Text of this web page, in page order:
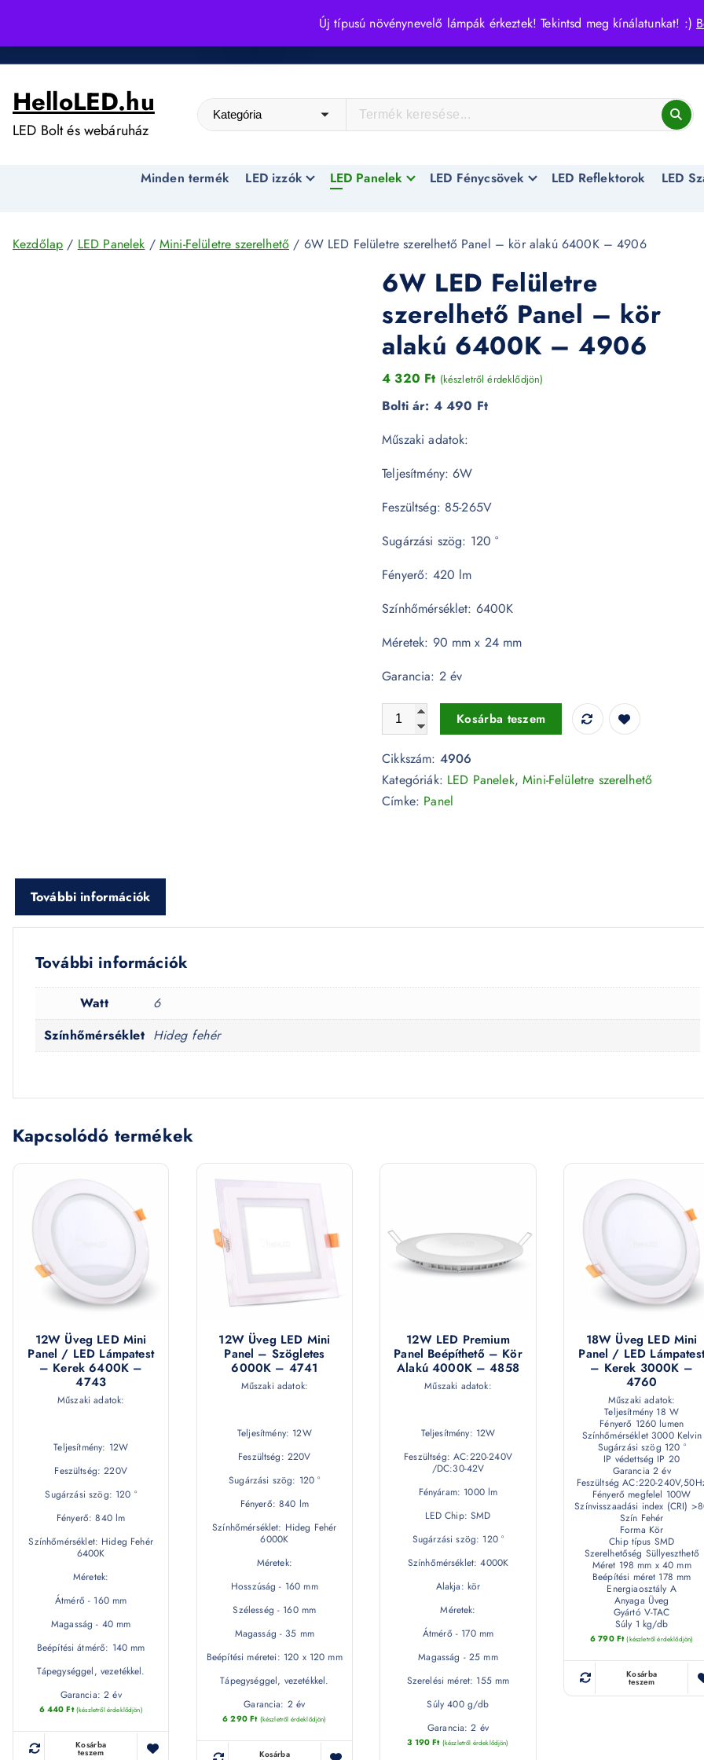
Új típusú növénynevelő lámpák érkeztek! Tekintsd meg kínálatunkat! :)
i
HelloLED.hu
LED Bolt és webáruház
Minden termék LED izzók LED Panelek LED Fénycsövek LED Reflektorok LED
Kezdőlap / LED Panelek /Mini-Felületre szerelhető / 6W LED Felületre szerelhető Panel – kör alakú 6400K – 4906
6W LED Felületre
szerelhető Panel – kör
alakú 6400K – 4906
4 320 Ft (készletről érdeklődjön)
Bolti ár: 4 490 Ft
Műszaki adatok:
Teljesítmény: 6W
Feszültség: 85-265V
Sugárzási szög: 120 °
Fényerő: 420 lm
Színhőmérséklet: 6400K
Méretek: 90 mm x 24 mm
Garancia: 2 év
6W LED Felületre szerelhető Panel - kör alakú 6400K -
Kosárba teszem
Cikkszám: 4906
Kategóriák: LED Panelek,Mini-Felületre szerelhető
Címke: Panel
További információk
További információk
Watt
6
Színhőmérséklet Hideg fehér
Kapcsolódó termékek
12W Üveg LED Mini
Panel / LED Lámpatest
– Kerek 6400K –
4743
Műszaki adatok:
Teljesítmény: 12W
Feszültség: 220V
Sugárzási szög: 120 °
Fényerő: 840 lm
Színhőmérséklet: Hideg Fehér
6400K
Méretek:
Átmérő - 160 mm
Magasság - 40 mm
Beépítési átmérő: 140 mm
Tápegységgel, vezetékkel.
Garancia: 2 év
6 440Ft (készletről érdeklődjön)
Kosárba
teszem
12W Üveg LED Mini
Panel – Szögletes
6000K – 4741
Műszaki adatok:
Teljesítmény: 12W
Feszültség: 220V
Sugárzási szög: 120 °
Fényerő: 840 lm
Színhőmérséklet: Hideg Fehér
6000K
Méretek:
Hosszúság - 160 mm
Szélesség - 160 mm
Magasság - 35 mm
Beépítési méretei: 120 x 120 mm
Tápegységgel, vezetékkel.
Garancia: 2 év
6 290Ft (készletről érdeklődjön)
Kosárba
12W LED Premium
Panel Beépíthető – Kör
Alakú 4000K – 4858
Műszaki adatok:
Teljesítmény: 12W
Feszültség: AC:220-240V
/DC:30-42V
Fényáram: 1000 lm
LED Chip: SMD
Sugárzási szög: 120 °
Színhőmérséklet: 4000K
Alakja: kör
Méretek:
Átmérő - 170 mm
Magasság - 25 mm
Szerelési méret: 155 mm
Súly 400 g/db
Garancia: 2 év
3 190Ft (készletről érdeklődjön)
18W Üveg LED Mini
Panel / LED Lámpatest
– Kerek 3000K –
4760
Műszaki adatok:
Teljesítmény 18 W
Fényerő 1260 lumen
Színhőmérséklet 3000 Kelvin
Sugárzási szög 120 °
IP védettség IP 20
Garancia 2 év
Feszültség AC:220-
Fényerő megfelel 100W
Színvisszaadási index (CRI)
Szín Fehér
Forma Kör
Chip típus SMD
Szerelhetőség Süllyeszthető
Méret 198 mm x 40 mm
Beépítési méret 178 mm
Energiaosztály A
Anyaga Üveg
Gyártó V-TAC
Súly 1 kg/db
6 790 Ft (készletről érdeklődjön)
Kosárba
teszem